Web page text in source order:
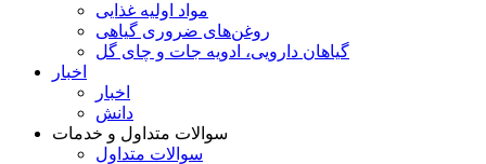
مواد اولیه غذایی
روغن‌های ضروری گیاهی
گیاهان دارویی، ادویه جات و چای گل
اخبار
اخبار
دانش
سوالات متداول و خدمات
سوالات متداول